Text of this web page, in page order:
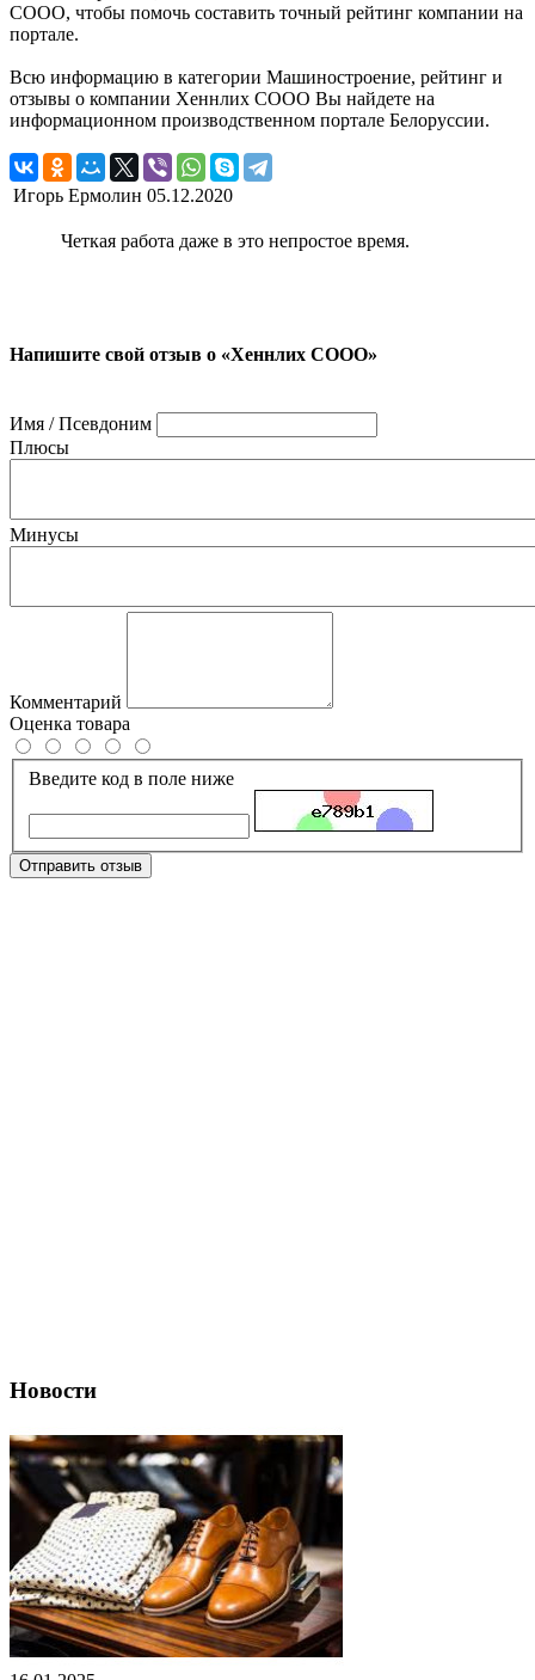
СООО, чтобы помочь составить точный рейтинг компании на
портале.
Всю информацию в категории Машиностроение, рейтинг и
отзывы о компании Хеннлих СООО Вы найдете на
информационном производственном портале Белоруссии.
Игорь Ермолин 05.12.2020
Четкая работа даже в это непростое время.
Напишите свой отзыв о «Хеннлих СООО»
Имя / Псевдоним
Плюсы
Минусы
Комментарий
Оценка товара
Введите код в поле ниже
Отправить отзыв
Новости